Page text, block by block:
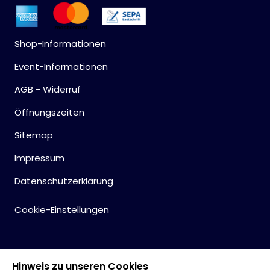
Shop-Informationen
Event-Informationen
AGB - Widerruf
Öffnungszeiten
Sitemap
Impressum
Datenschutzerklärung
Cookie-Einstellungen
Hinweis zu unseren Cookies